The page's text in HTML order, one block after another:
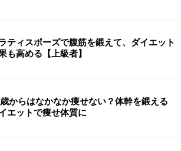
ティスポーズで腹筋を鍛えて、ダイエット
も高める【上級者】
からはなかなか痩せない？体幹を鍛える
エットで痩せ体質に